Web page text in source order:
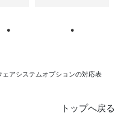
• •
アシステムオプションの対応表
トップへ戻る